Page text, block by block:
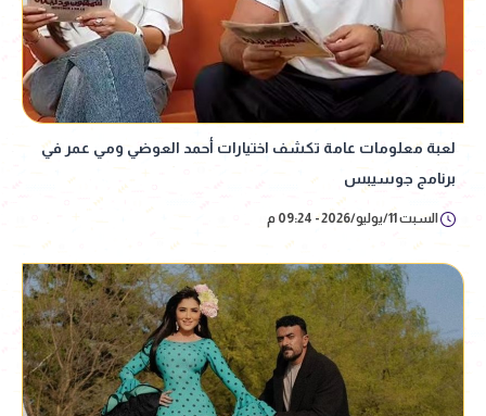
لعبة معلومات عامة تكشف اختيارات أحمد العوضي ومي عمر في
برنامج جوسيبس
السبت 11/يوليو/2026 - 09:24 م